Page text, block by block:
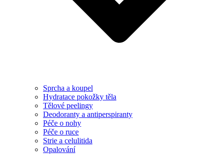
Sprcha a koupel
Hydratace pokožky těla
Tělové peelingy
Deodoranty a antiperspiranty
Péče o nohy
Péče o ruce
Strie a celulitida
Opalování